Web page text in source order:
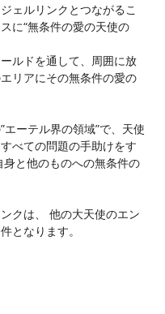
ェルリンクとつながるこ
に“無条件の愛の天使の
ルドを通して、周囲に放
リアにその無条件の愛の
ーテル界の領域”で、天使
べての問題の手助けをす
と他のものへの無条件の
クは、 他の大天使のエン
となります。